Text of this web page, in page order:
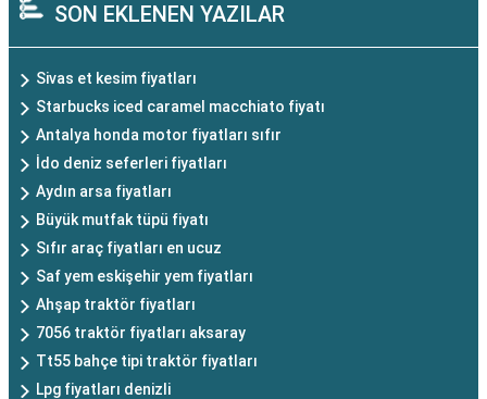
SON EKLENEN YAZILAR
Sivas et kesim fiyatları
Starbucks iced caramel macchiato fiyatı
Antalya honda motor fiyatları sıfır
İdo deniz seferleri fiyatları
Aydın arsa fiyatları
Büyük mutfak tüpü fiyatı
Sıfır araç fiyatları en ucuz
Saf yem eskişehir yem fiyatları
Ahşap traktör fiyatları
7056 traktör fiyatları aksaray
Tt55 bahçe tipi traktör fiyatları
Lpg fiyatları denizli